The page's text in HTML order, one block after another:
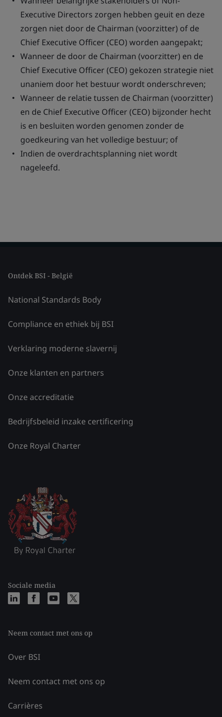
Executive Directors zorgen hebben geuit en deze
zorgen niet door de Chairman (voorzitter) of de
Chief Executive Officer (CEO) worden aangepakt;
Wanneer de door de Chairman (voorzitter) en de
Chief Executive Officer (CEO) gekozen strategie niet
unaniem door het bestuur wordt onderschreven;
Wanneer de relatie tussen de Chairman (voorzitter)
en de Chief Executive Officer (CEO) bijzonder hecht
is en besluiten worden genomen zonder de
goedkeuring van het volledige bestuur; of
Indien de overdrachtsplanning niet wordt
nageleefd.
Ontdek BSI - België
National Standards Body
Compliance en ethiek bij BSI
Verklaring moderne slavernij
Onze klanten en partners
Onze accreditatie
Bedrijfsbeleid inzake certificering
Onze Royal Charter
Sociale media
Neem contact met ons op
Over BSI
Neem contact met ons op
Carrières